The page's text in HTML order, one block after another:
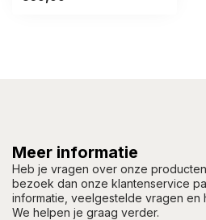
Meer informatie
Heb je vragen over onze
bezoek dan onze klantenservice
informatie, veelgestelde vragen en
We helpen je graag verder.